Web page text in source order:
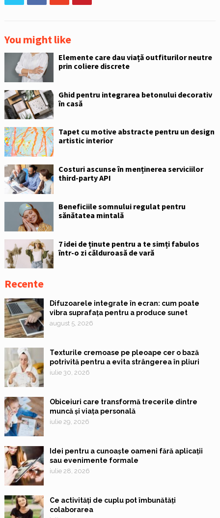
You might like
Elemente care dau viață outfiturilor neutre
prin coliere discrete
Ghid pentru integrarea betonului decorativ
în casă
Tapet cu motive abstracte pentru un design
artistic interior
Costuri ascunse în menținerea serviciilor
third-party API
Beneficiile somnului regulat pentru
sănătatea mintală
7 idei de ținute pentru a te simți fabulos
într-o zi călduroasă de vară
Recente
Difuzoarele integrate în ecran: cum poate
vibra suprafața pentru a produce sunet
august 5, 2026
Texturile cremoase pe pleoape cer o bază
potrivită pentru a evita strângerea în pliuri
iulie 30, 2026
Obiceiuri care transformă trecerile dintre
muncă și viața personală
iulie 29, 2026
Idei pentru a cunoaște oameni fără aplicații
sau evenimente formale
iulie 28, 2026
Ce activități de cuplu pot îmbunătăți
colaborarea